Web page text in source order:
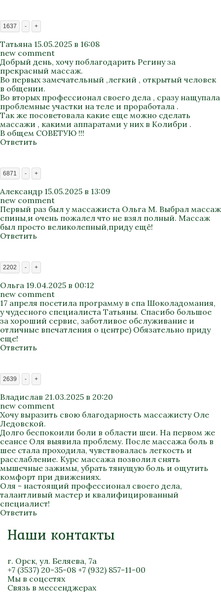
1637 - +
Татьяна 15.05.2025 в 16:08
new comment
Добрый день, хочу поблагодарить Регину за
прекрасный массаж.
Во первых замечательный ,легкий , открытый человек
в общении.
Во вторых профессионал своего дела , сразу нащупала
проблемные участки на теле и проработала .
Так же посоветовала какие еще можно сделать
массажи , какими аппаратами у них в Колибри .
В общем СОВЕТУЮ !!!
Ответить
6871 - +
Александр 15.05.2025 в 13:09
new comment
Первый раз был у массажиста Ольга М. Выбрал массаж
спины,и очень пожалел что не взял полный. Массаж
был просто великолепный,приду ещё!
Ответить
2202 - +
Ольга 19.04.2025 в 00:12
new comment
17 апреля посетила программу в спа Шоколадомания,
у чудесного специалиста Татьяны. Спасибо большое
за хороший сервис, заботливое обслуживание и
отличные впечатления о центре) Обязательно приду
еще!
Ответить
2639 - +
Владислав 21.03.2025 в 20:20
new comment
Хочу выразить свою благодарность массажисту Оле
Ледовской.
Долго беспокоили боли в области шеи. На первом же
сеансе Оля выявила проблему. После массажа боль в
шее стала проходила, чувствовалась легкость и
расслабление. Курс массажа позволил снять
мышечные зажимы, убрать тянущую боль и ощутить
комфорт при движениях.
Оля - настоящий профессионал своего дела,
талантливый мастер и квалифицированный
специалист!
Ответить
Наши контакты
г. Орск, ул. Беляева, 7а
+7 (3537) 20-35-08 +7 (932) 857-11-00
Мы в соцсетях
Связь в мессенджерах